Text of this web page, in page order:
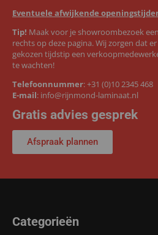
Eventuele afwijkende
Tip! Maak voor je showroombezoek
rechts op deze pagina. Wij zorgen dat
gekozen tijdstip een
te wachten!
Telefoonnummer:+31 (0)10 2345 468
E-mail: info@rijnmond-laminaat.nl
Gratis advies gesprek
Afspraak plannen
Categorieën